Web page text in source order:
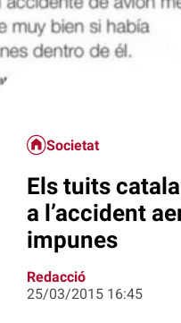
Societat
Els tuits
a l’accident
impunes
Redacció
25/03/2015 16:45